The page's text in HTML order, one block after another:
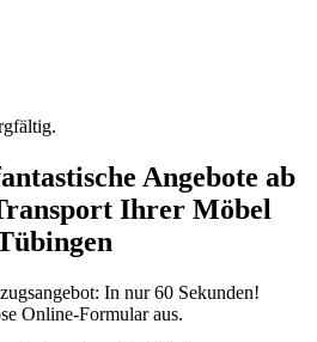
Angebote ab
Ihrer Möbel
In nur 60 Sekunden!
Online-Formular aus.